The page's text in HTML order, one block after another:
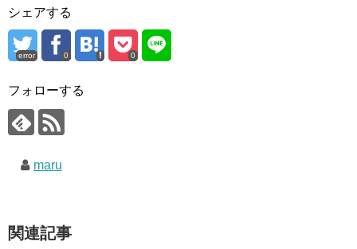
シェアする
error 0 0
フォローする
maru
関連記事